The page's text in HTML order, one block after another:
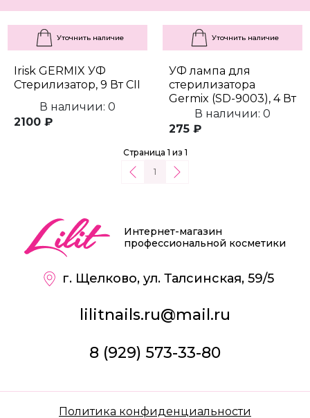
Уточнить наличие
Irisk GERMIX УФ
Стерилизатор, 9 Вт CII
В наличии: 0
2100 ₽
Уточнить наличие
УФ лампа для
стерилизатора
Germix (SD-9003), 4 Вт
В наличии: 0
275 ₽
Страница 1 из 1
1
Интернет-магазин
профессиональной косметики
г. Щелково, ул. Талсинская, 59/5
lilitnails.ru@mail.ru
8 (929) 573-33-80
Политика конфиденциальности